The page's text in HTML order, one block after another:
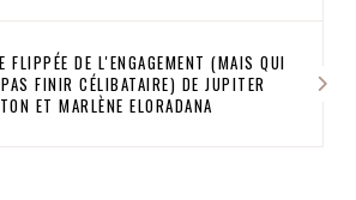
FLIPPÉE DE L'ENGAGEMENT (MAIS QUI
FINIR CÉLIBATAIRE) DE JUPITER
ET MARLÈNE ELORADANA